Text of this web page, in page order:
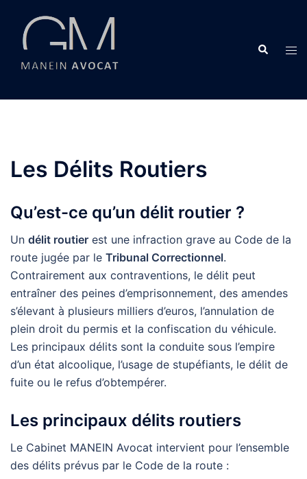
contenu
Les Délits Routiers
Qu’est-ce qu’un délit routier ?
Un délit routier est une infraction grave au Code de la
route jugée par le Tribunal Correctionnel.
Contrairement aux contraventions, le délit peut
entraîner des peines d’emprisonnement, des amendes
s’élevant à plusieurs milliers d’euros, l’annulation de
plein droit du permis et la confiscation du véhicule.
Les principaux délits sont la conduite sous l’empire
d’un état alcoolique, l’usage de stupéfiants, le délit de
fuite ou le refus d’obtempérer.
Les principaux délits routiers
Le Cabinet MANEIN Avocat intervient pour l’ensemble
des délits prévus par le Code de la route :